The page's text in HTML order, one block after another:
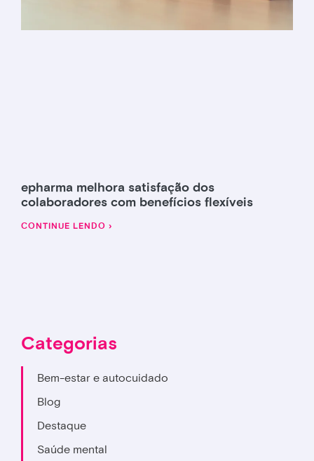
epharma melhora satisfação dos
colaboradores com benefícios flexíveis
CONTINUE LENDO ›
Categorias
Bem-estar e autocuidado
Blog
Destaque
Saúde mental